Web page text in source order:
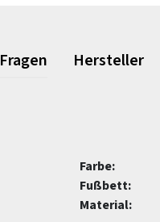
Fragen Hersteller
Farbe:
Fußbett:
Material: